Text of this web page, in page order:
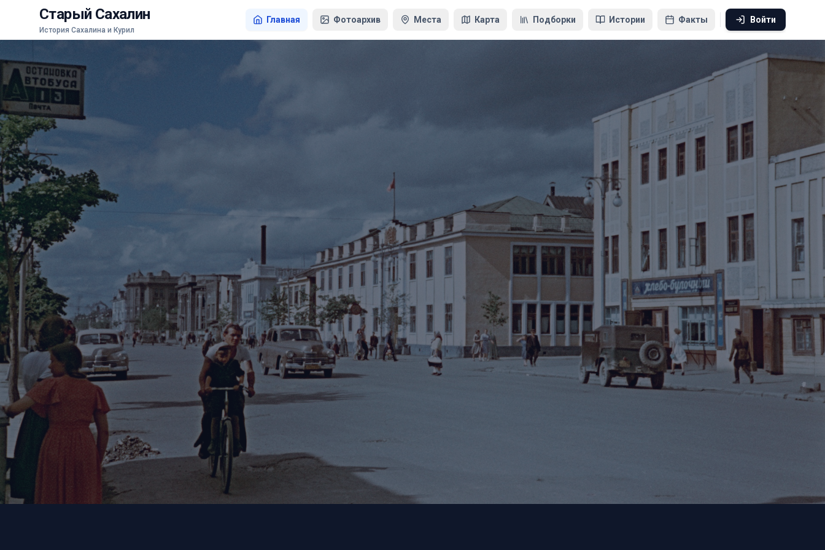
Старый Сахалин
История Сахалина и Курил
Главная Фотоархив Места Карта Подборки Истории Факты Войти